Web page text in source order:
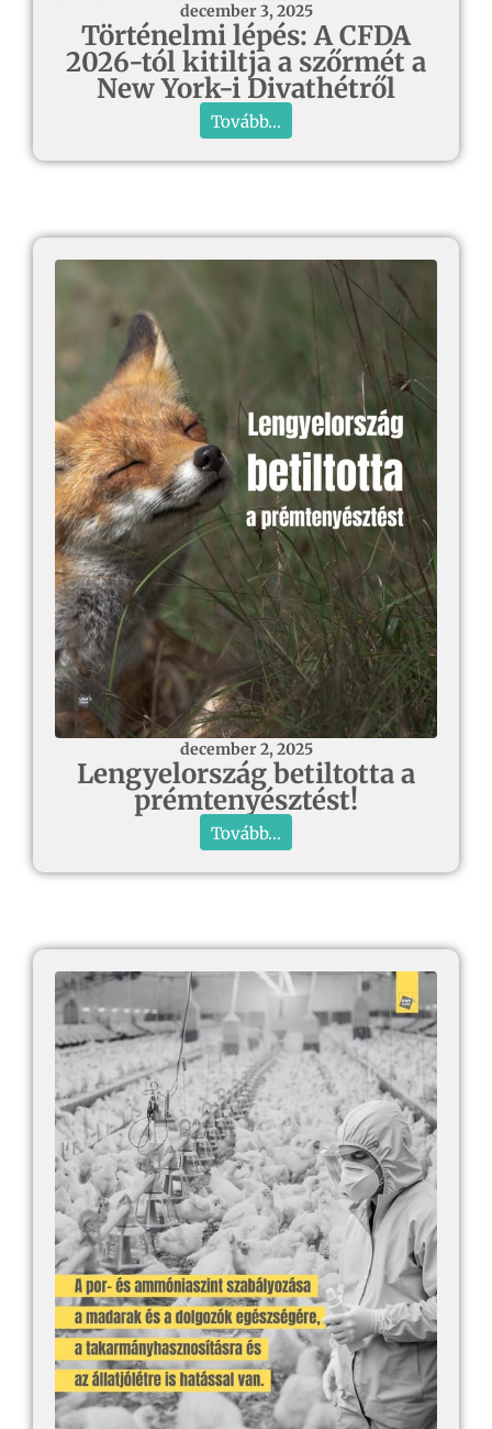
december 3, 2025
Történelmi lépés: A CFDA
2026-tól kitiltja a szőrmét a
New York-i Divathétről
Tovább...
december 2, 2025
Lengyelország betiltotta a
prémtenyésztést!
Tovább...